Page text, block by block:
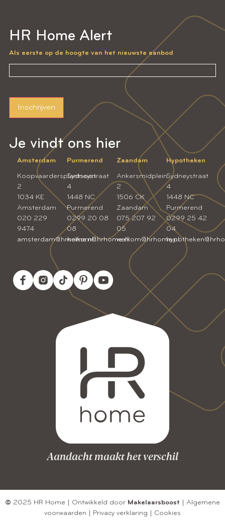
Je vindt ons hier
Amsterdam
Koopvaardersplantsoen
2
1034 KE
Amsterdam
020 229
9474
amsterdam@hrhome.nl
Purmerend
Sydneystraat
4
1448 NC
Purmerend
0299 20 08
08
welkom@hrhome.nl
Zaandam
Ankersmidplein
2
1506 CK
Zaandam
075 207 92
05
welkom@hrhome.nl
Hypotheken
Sydneystraat
4
1448 NC
Purmerend
0299 25 42
04
HR Home Alert
Als eerste op de hoogte van het nieuwste aanbod
Inschrijven
Aandacht maakt het verschil
© 2025 HR Home | Ontwikkeld door Makelaarsboost
Algemene
voorwaarden
Privacy verklaring Cookies